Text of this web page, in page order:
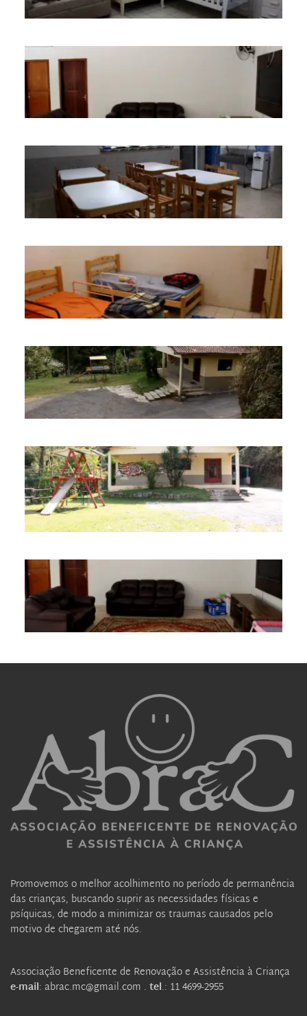
Promovemos o melhor acolhimento no período de permanência
das crianças, buscando suprir as necessidades físicas e
psíquicas, de modo a minimizar os traumas causados pelo
motivo de chegarem até nós.
Associação Beneficente de Renovação e Assistência à Criança
e-mail: abrac.mc@gmail.com . tel.: 11 4699-2955